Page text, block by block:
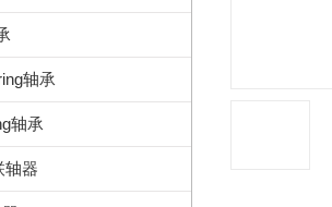
轴承
轴承
轴器